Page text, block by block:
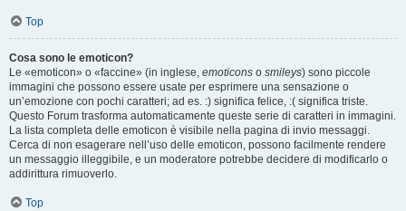
Top
Cosa sono le emoticon?
Le «emoticon» o «faccine» (in inglese, emoticons o smileys) sono piccole
immagini che possono essere usate per esprimere una sensazione o
un’emozione con pochi caratteri; ad es. :) significa felice, :( significa triste.
Questo Forum trasforma automaticamente queste serie di caratteri in immagini.
La lista completa delle emoticon è visibile nella pagina di invio messaggi.
Cerca di non esagerare nell’uso delle emoticon, possono facilmente rendere
un messaggio illeggibile, e un moderatore potrebbe decidere di modificarlo o
addirittura rimuoverlo.
Top